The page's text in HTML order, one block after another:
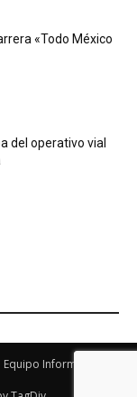
«Todo México
del operativo vial
Equipo Informativo